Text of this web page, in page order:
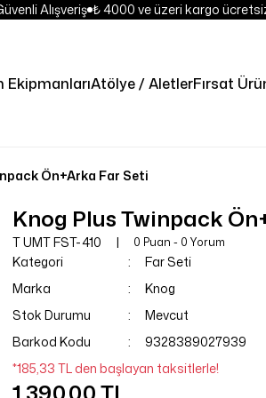
Alışveriş ₺ 4000 ve üzeri kargo ücretsiz
Atölye / AletlerFırsat
Ön+Arka Far Seti
Knog Plus Twinpack
T UMT FST-410 0 Puan - 0 Yorum
Kategori
Far Seti
Marka
Knog
Stok Durumu
Mevcut
Barkod Kodu
9328389027939
*185,33 TL den başlayan taksitlerle!